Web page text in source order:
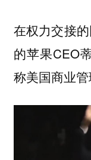
在权力交接
的苹果CEO
称美国商业管